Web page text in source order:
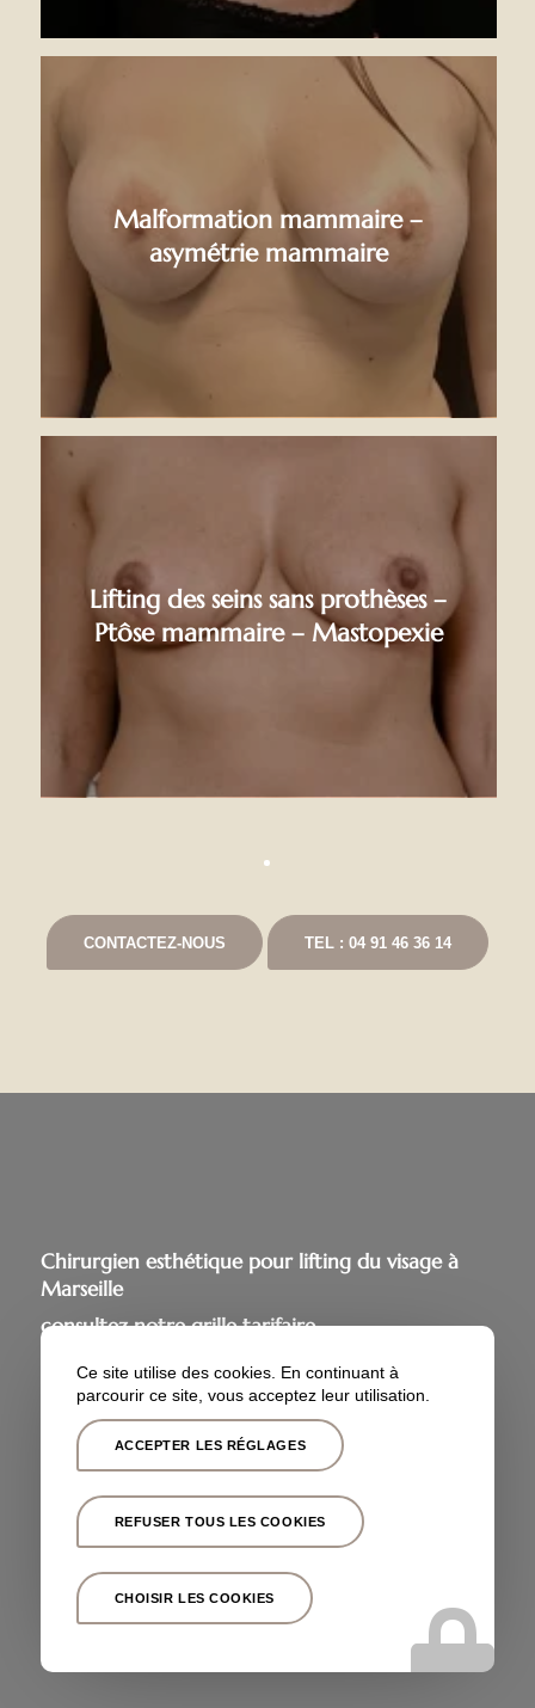
Malformation mammaire –
asymétrie mammaire
Lifting des seins sans prothèses –
Ptôse mammaire – Mastopexie
CONTACTEZ-NOUS TEL : 04 91 46 36 14
Chirurgien esthétique pour lifting du visage à
Marseille
consultez notre grille tarifaire
ou téléphonez-nous dès maintenant pour en
savoir +
CONTACTEZ-NOUS TEL : 04 91 46 36 14
Ce site utilise des cookies. En continuant à
parcourir ce site, vous acceptez leur utilisation.
ACCEPTER LES RÉGLAGES
REFUSER TOUS LES COOKIES
CHOISIR LES COOKIES